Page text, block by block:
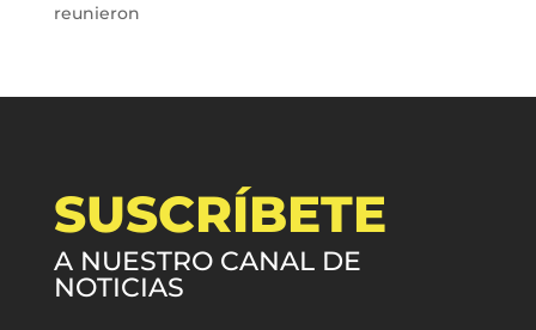
reunieron
SUSCRÍBETE
A NUESTRO CANAL DE
NOTICIAS